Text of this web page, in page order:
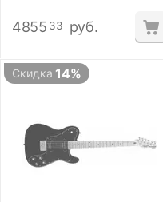
4855 33 руб.
Скидка 14%